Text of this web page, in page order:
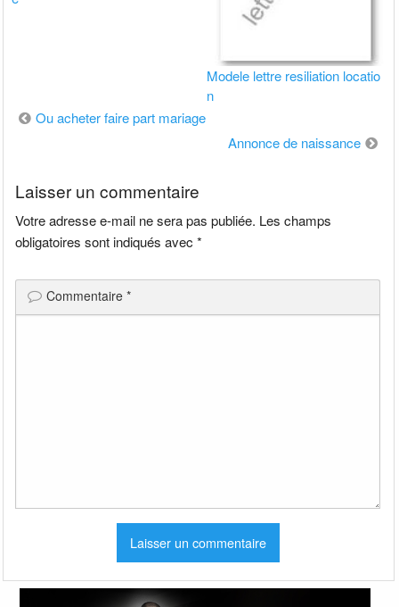
Modele lettre resiliation locatio
n
Navigation
Ou acheter faire part mariage
Annonce de naissance
Laisser un commentaire
Votre adresse e-mail ne sera pas publiée. Les champs
obligatoires sont indiqués avec*
Commentaire*